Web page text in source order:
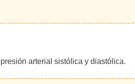
arterial sistólica y diastólica.